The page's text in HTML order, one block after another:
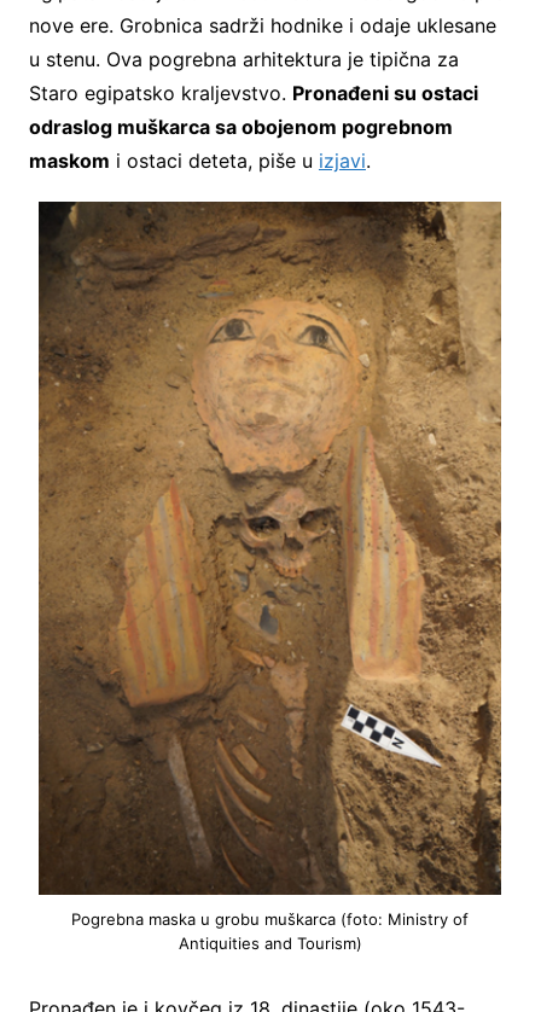
nove ere. Grobnica sadrži hodnike i odaje uklesane
u stenu. Ova pogrebna arhitektura je tipična za
Staro egipatsko kraljevstvo. Pronađeni su ostaci
odraslog muškarca sa obojenom pogrebnom
maskom i ostaci deteta, piše u izjavi.
Pogrebna maska u grobu muškarca (foto: Ministry of
Antiquities and Tourism)